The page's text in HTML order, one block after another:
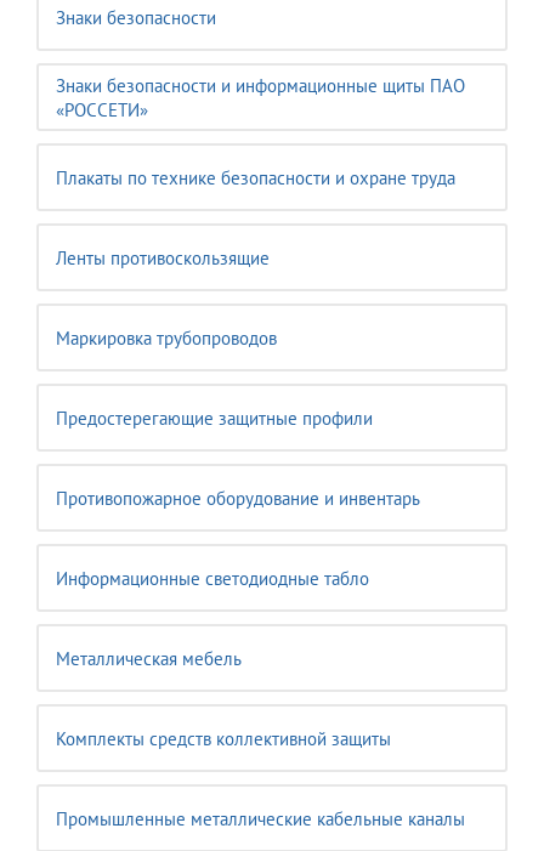
Знаки безопасности
Знаки безопасности и информационные щиты ПАО
«РОССЕТИ»
Плакаты по технике безопасности и охране труда
Ленты противоскользящие
Маркировка трубопроводов
Предостерегающие защитные профили
Противопожарное оборудование и инвентарь
Информационные светодиодные табло
Металлическая мебель
Комплекты средств коллективной защиты
Промышленные металлические кабельные каналы